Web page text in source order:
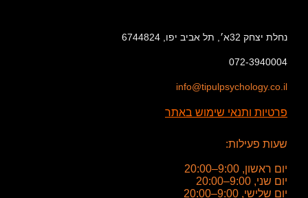
נחלת יצחק 32א׳, תל אביב יפו, 6744824
072-3940004
info@tipulpsychology.co.il
פרטיות ותנאי שימוש באתר
שעות פעילות:
יום ראשון, 9:00–20:00
יום שני, 9:00–20:00
יום שלישי, 9:00–20:00